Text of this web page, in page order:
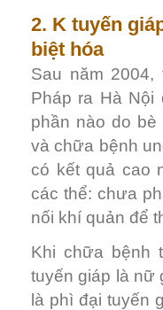
2. K tuyến
biệt hóa
Sau năm
Pháp ra Hà
phần nào do
và chữa bệnh
có kết quả cao
các thể: chưa
nối khí quản để
Khi chữa bệnh
tuyến giáp là nữ
là phì đại tuyến